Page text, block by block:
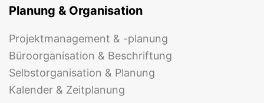
Planung & Organisation
Projektmanagement & -planung
Büroorganisation & Beschriftung
Selbstorganisation & Planung
Kalender & Zeitplanung